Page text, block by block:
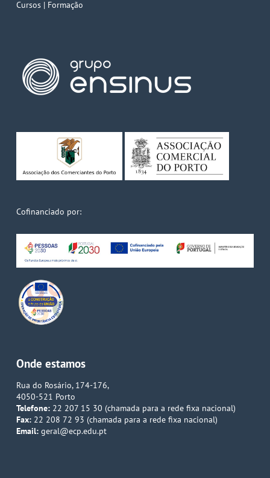
Cursos | Formação
Cofinanciado por:
Onde estamos
Rua do Rosário, 174-176,
4050-521 Porto
Telefone:22 207 15 30 (chamada para a rede fixa nacional)
Fax:22 208 72 93 (chamada para a rede fixa nacional)
Email: geral@ecp.edu.pt